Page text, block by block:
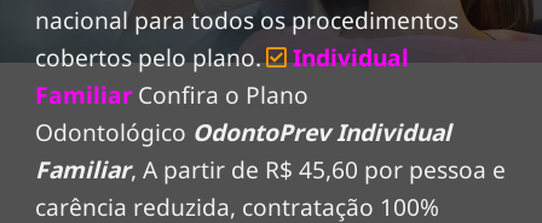
nacional para todos os procedimentos
cobertos pelo plano.
Individual
FamiliarConfira o Plano
Odontológico OdontoPrev Individual
Familiar, A partir de R$ 45,60 por pessoa e
carência reduzida, contratação 100%